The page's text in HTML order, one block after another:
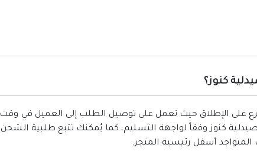
كنوز؟
على الإطلاق حيث تعمل على توصيل الطلب إلى العميل في وقت
كنوز وفقاً لواجهة التسليم، كما يُمكنك تتبع طلبية الشحن
أسفل رئيسية المتجر.